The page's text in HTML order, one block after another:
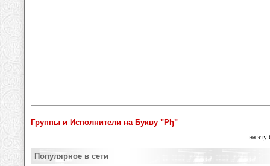
Группы и Исполнители на Букву "Рђ"
на эту
Популярное в сети